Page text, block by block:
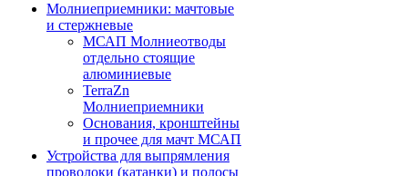
Молниеприемники: мачтовые
и стержневые
МСАП Молниеотводы
отдельно стоящие
алюминиевые
TerraZn
Молниеприемники
Основания, кронштейны
и прочее для мачт МСАП
Устройства для выпрямления
проволоки (катанки) и полосы